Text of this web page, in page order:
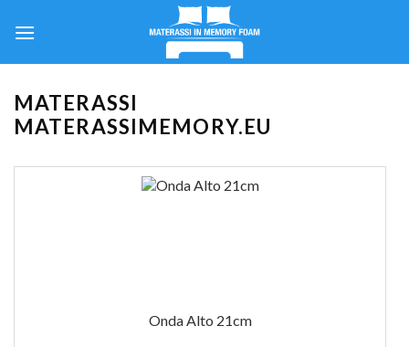
MATERASSI
MATERASSIMEMORY.EU
Onda Alto 21cm